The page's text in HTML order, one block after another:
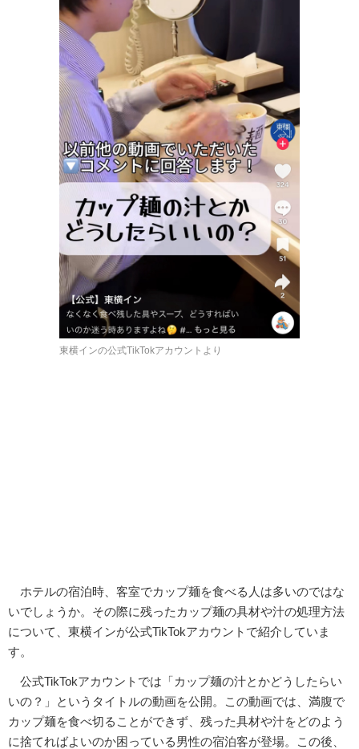
東横インの公式TikTokアカウントより
ホテルの宿泊時、客室でカップ麺を食べる人は多いのではな
いでしょうか。その際に残ったカップ麺の具材や汁の処理方法
について、東横インが公式TikTokアカウントで紹介していま
す。
公式TikTokアカウントでは「カップ麺の汁とかどうしたらい
いの？」というタイトルの動画を公開。この動画では、満腹で
カップ麺を食べ切ることができず、残った具材や汁をどのよう
に捨てればよいのか困っている男性の宿泊客が登場。この後、